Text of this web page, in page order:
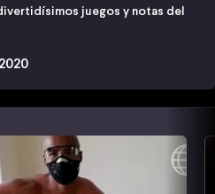
juegos y notas del